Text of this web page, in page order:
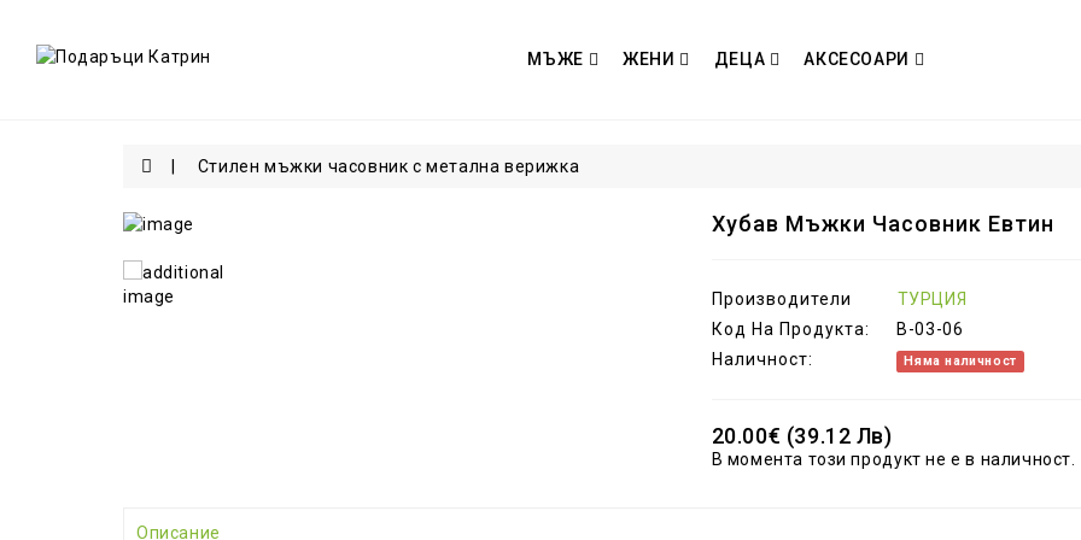
МЪЖЕ ЖЕНИ ДЕЦА АКСЕСОАРИ
Стилен мъжки часовник с метална верижка
Хубав Мъжки Часовник Евтин
Производители
ТУРЦИЯ
Код На Продукта:
B-03-06
Наличност:
Няма наличност
20.00€ (39.12 Лв)
В момента този продукт не е в наличност.
Описание